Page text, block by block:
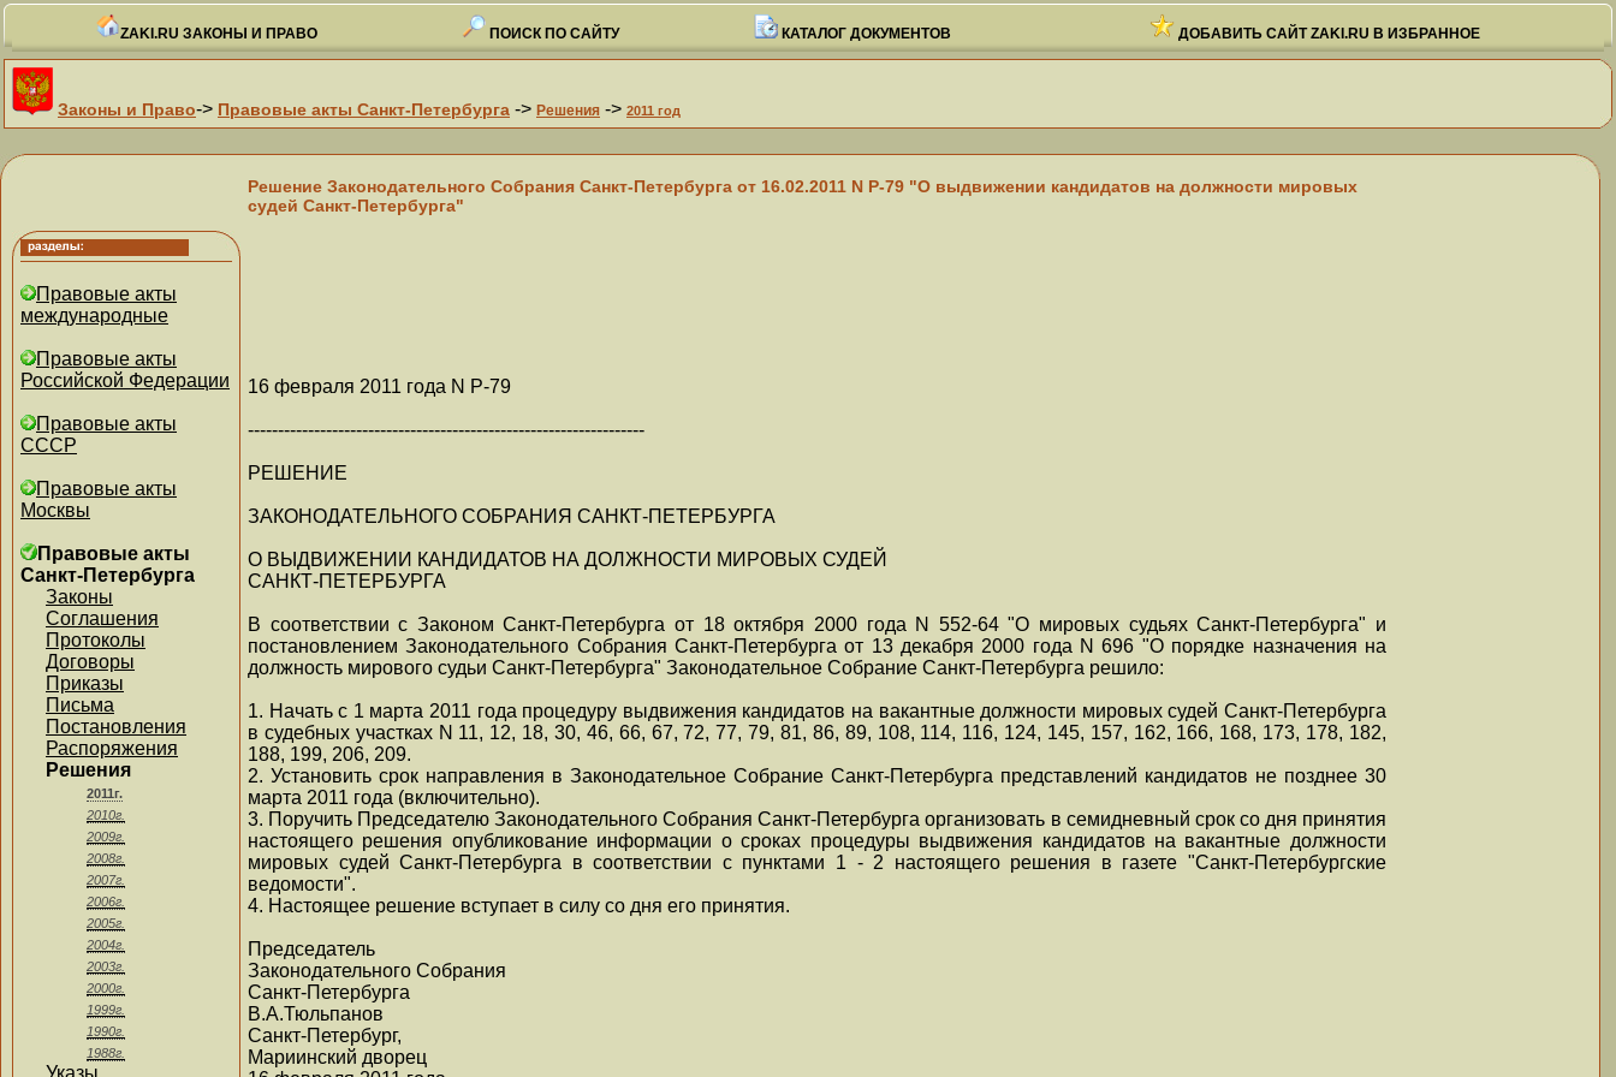
ZAKI.RU ЗАКОНЫ И ПРАВО ПОИСК ПО САЙТУ КАТАЛОГ ДОКУМЕНТОВ ДОБАВИТЬ САЙТ ZAKI.RU В ИЗБРАННОЕ
Законы и Право-> Правовые акты Санкт-Петербурга -> Решения -> 2011 год
Правовые акты
международные
Правовые акты
Российской Федерации
Правовые акты
СССР
Правовые акты
Москвы
Правовые акты
Санкт-Петербурга
Законы
Соглашения
Протоколы
Договоры
Приказы
Письма
Постановления
Распоряжения
Решения
2011г.
2010г.
2009г.
2008г.
2007г.
2006г.
2005г.
2004г.
2003г.
2000г.
1999г.
1990г.
1988г.
Указы
Решение Законодательного Собрания Санкт-Петербурга от 16.02.2011 N Р-79 "О выдвижении кандидатов на должности мировых
судей Санкт-Петербурга"
16 февраля 2011 года N Р-79
------------------------------------------------------------------
РЕШЕНИЕ
ЗАКОНОДАТЕЛЬНОГО СОБРАНИЯ САНКТ-ПЕТЕРБУРГА
О ВЫДВИЖЕНИИ КАНДИДАТОВ НА ДОЛЖНОСТИ МИРОВЫХ СУДЕЙ
САНКТ-ПЕТЕРБУРГА
В соответствии с Законом Санкт-Петербурга от 18 октября 2000 года N 552-64 "О мировых судьях Санкт-Петербурга" и
постановлением Законодательного Собрания Санкт-Петербурга от 13 декабря 2000 года N 696 "О порядке назначения на
должность мирового судьи Санкт-Петербурга" Законодательное Собрание Санкт-Петербурга решило:
1. Начать с 1 марта 2011 года процедуру выдвижения кандидатов на вакантные должности мировых судей Санкт-Петербурга
в судебных участках N 11, 12, 18, 30, 46, 66, 67, 72, 77, 79, 81, 86, 89, 108, 114, 116, 124, 145, 157, 162, 166, 168, 173, 178, 182,
188, 199, 206, 209.
2. Установить срок направления в Законодательное Собрание Санкт-Петербурга представлений кандидатов не позднее 30
марта 2011 года (включительно).
3. Поручить Председателю Законодательного Собрания Санкт-Петербурга организовать в семидневный срок со дня принятия
настоящего решения опубликование информации о сроках процедуры выдвижения кандидатов на вакантные должности
мировых судей Санкт-Петербурга в соответствии с пунктами 1 - 2 настоящего решения в газете "Санкт-Петербургские
ведомости".
4. Настоящее решение вступает в силу со дня его принятия.
Председатель
Законодательного Собрания
Санкт-Петербурга
В.А.Тюльпанов
Санкт-Петербург,
Мариинский дворец